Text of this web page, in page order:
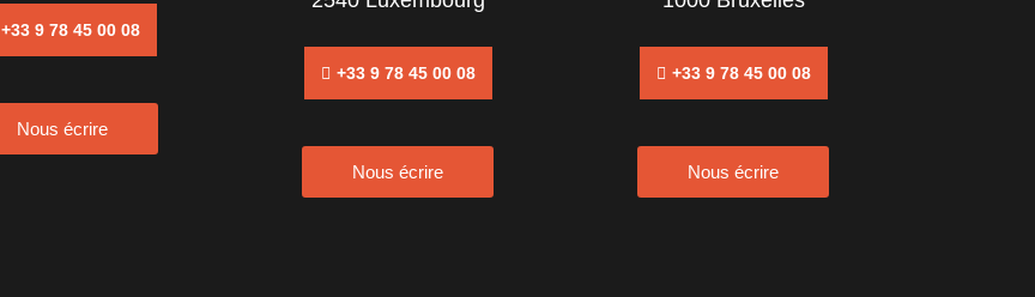
+33 9 78 45 00 08
Nous écrire
+33 9 78 45 00 08
Nous écrire
+33 9 78 45 00 08
Nous écrire